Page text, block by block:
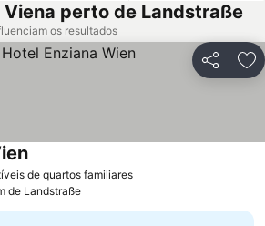
perto de Landstraße
os resultados
Partilhar
de quartos familiares
de Landstraße